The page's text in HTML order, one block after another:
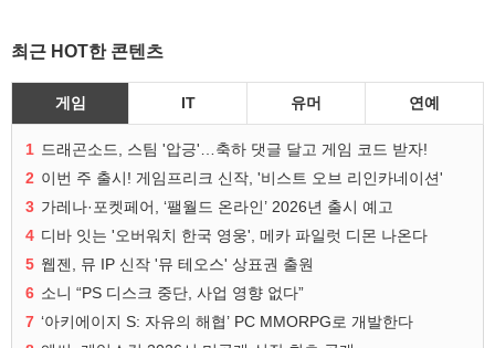
최근 HOT한 콘텐츠
게임 IT 유머 연예
1 드래곤소드, 스팀 '압긍'…축하 댓글 달고 게임 코드 받자!
2 이번 주 출시! 게임프리크 신작, '비스트 오브 리인카네이션'
3 가레나·포켓페어, ‘팰월드 온라인’ 2026년 출시 예고
4 디바 잇는 '오버워치 한국 영웅', 메카 파일럿 디몬 나온다
5 웹젠, 뮤 IP 신작 '뮤 테오스' 상표권 출원
6 소니 “PS 디스크 중단, 사업 영향 없다”
7 ‘아키에이지 S: 자유의 해협’ PC MMORPG로 개발한다